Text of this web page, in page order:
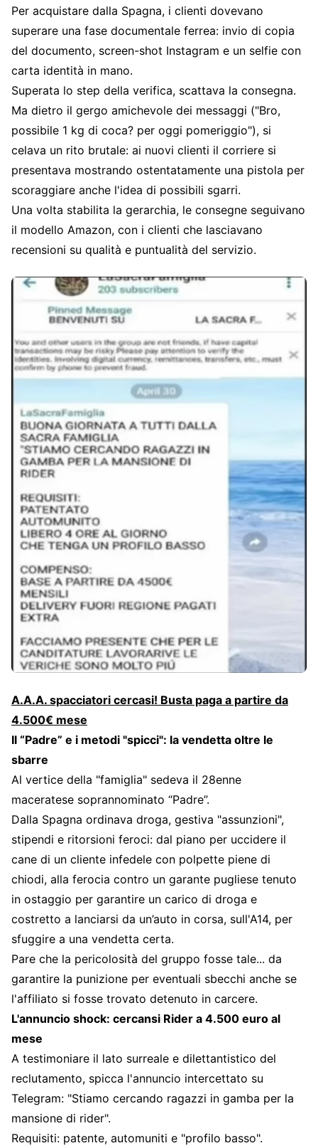
Per acquistare dalla Spagna, i clienti dovevano
superare una fase documentale ferrea: invio di copia
del documento, screen-shot Instagram e un selfie con
carta identità in mano.
Superata lo step della verifica, scattava la consegna.
Ma dietro il gergo amichevole dei messaggi ("Bro,
possibile 1 kg di coca? per oggi pomeriggio"), si
celava un rito brutale: ai nuovi clienti il corriere si
presentava mostrando ostentatamente una pistola per
scoraggiare anche l'idea di possibili sgarri.
Una volta stabilita la gerarchia, le consegne seguivano
il modello Amazon, con i clienti che lasciavano
recensioni su qualità e puntualità del servizio.
A.A.A. spacciatori cercasi! Busta paga a partire da
4.500€ mese
Il “Padre” e i metodi "spicci": la vendetta oltre le
sbarre
Al vertice della "famiglia" sedeva il 28enne
maceratese soprannominato “Padre”.
Dalla Spagna ordinava droga, gestiva "assunzioni",
stipendi e ritorsioni feroci: dal piano per uccidere il
cane di un cliente infedele con polpette piene di
chiodi, alla ferocia contro un garante pugliese tenuto
in ostaggio per garantire un carico di droga e
costretto a lanciarsi da un’auto in corsa, sull'A14, per
sfuggire a una vendetta certa.
Pare che la pericolosità del gruppo fosse tale... da
garantire la punizione per eventuali sbecchi anche se
l'affiliato si fosse trovato detenuto in carcere.
L'annuncio shock: cercansi Rider a 4.500 euro al
mese
A testimoniare il lato surreale e dilettantistico del
reclutamento, spicca l'annuncio intercettato su
Telegram: "Stiamo cercando ragazzi in gamba per la
mansione di rider".
Requisiti: patente, automuniti e "profilo basso".